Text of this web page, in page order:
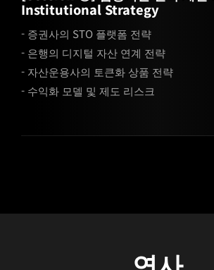
Institutional Strategy
- 증권사의 STO 플랫폼 전략
- 은행의 디지털 자산 연계 전략
- 자산운용사의 토큰화 상품 전략
- 수익화 모델 및 제도 리스크